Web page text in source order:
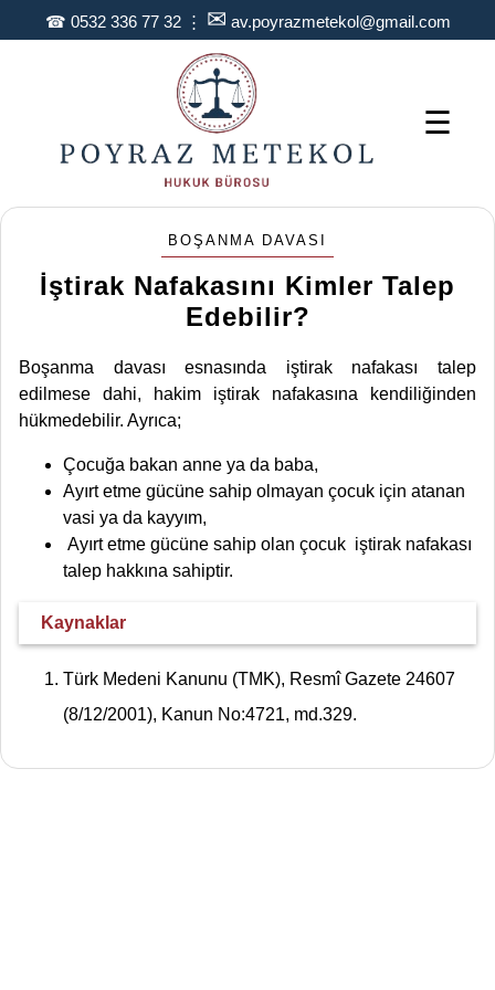
☎ 0532 336 77 32⋮ ✉ av.poyrazmetekol@gmail.com
☰
BOŞANMA DAVASI
İştirak Nafakasını Kimler Talep
Edebilir?
Boşanma davası esnasında iştirak nafakası talep
edilmese dahi, hakim iştirak nafakasına kendiliğinden
hükmedebilir. Ayrıca;
Çocuğa bakan anne ya da baba,
Ayırt etme gücüne sahip olmayan çocuk için atanan
vasi ya da kayyım,
Ayırt etme gücüne sahip olan çocuk iştirak nafakası
talep hakkına sahiptir.
Kaynaklar
Türk Medeni Kanunu (TMK), Resmî Gazete 24607
(8/12/2001), Kanun No:4721, md.329.